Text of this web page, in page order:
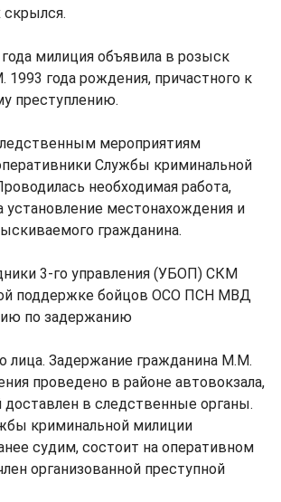
милиция объявила в розыск
года рождения, причастного к
преступлению.
мероприятиям
Службы криминальной
необходимая работа,
установление местонахождения и
гражданина.
3-го управления (УБОП) СКМ
поддержке бойцов ОСО ПСН МВД
по задержанию
лица. Задержание гражданина М.М.
проведено в районе автовокзала,
в следственные органы.
криминальной милиции
судим, состоит на оперативном
организованной преступной